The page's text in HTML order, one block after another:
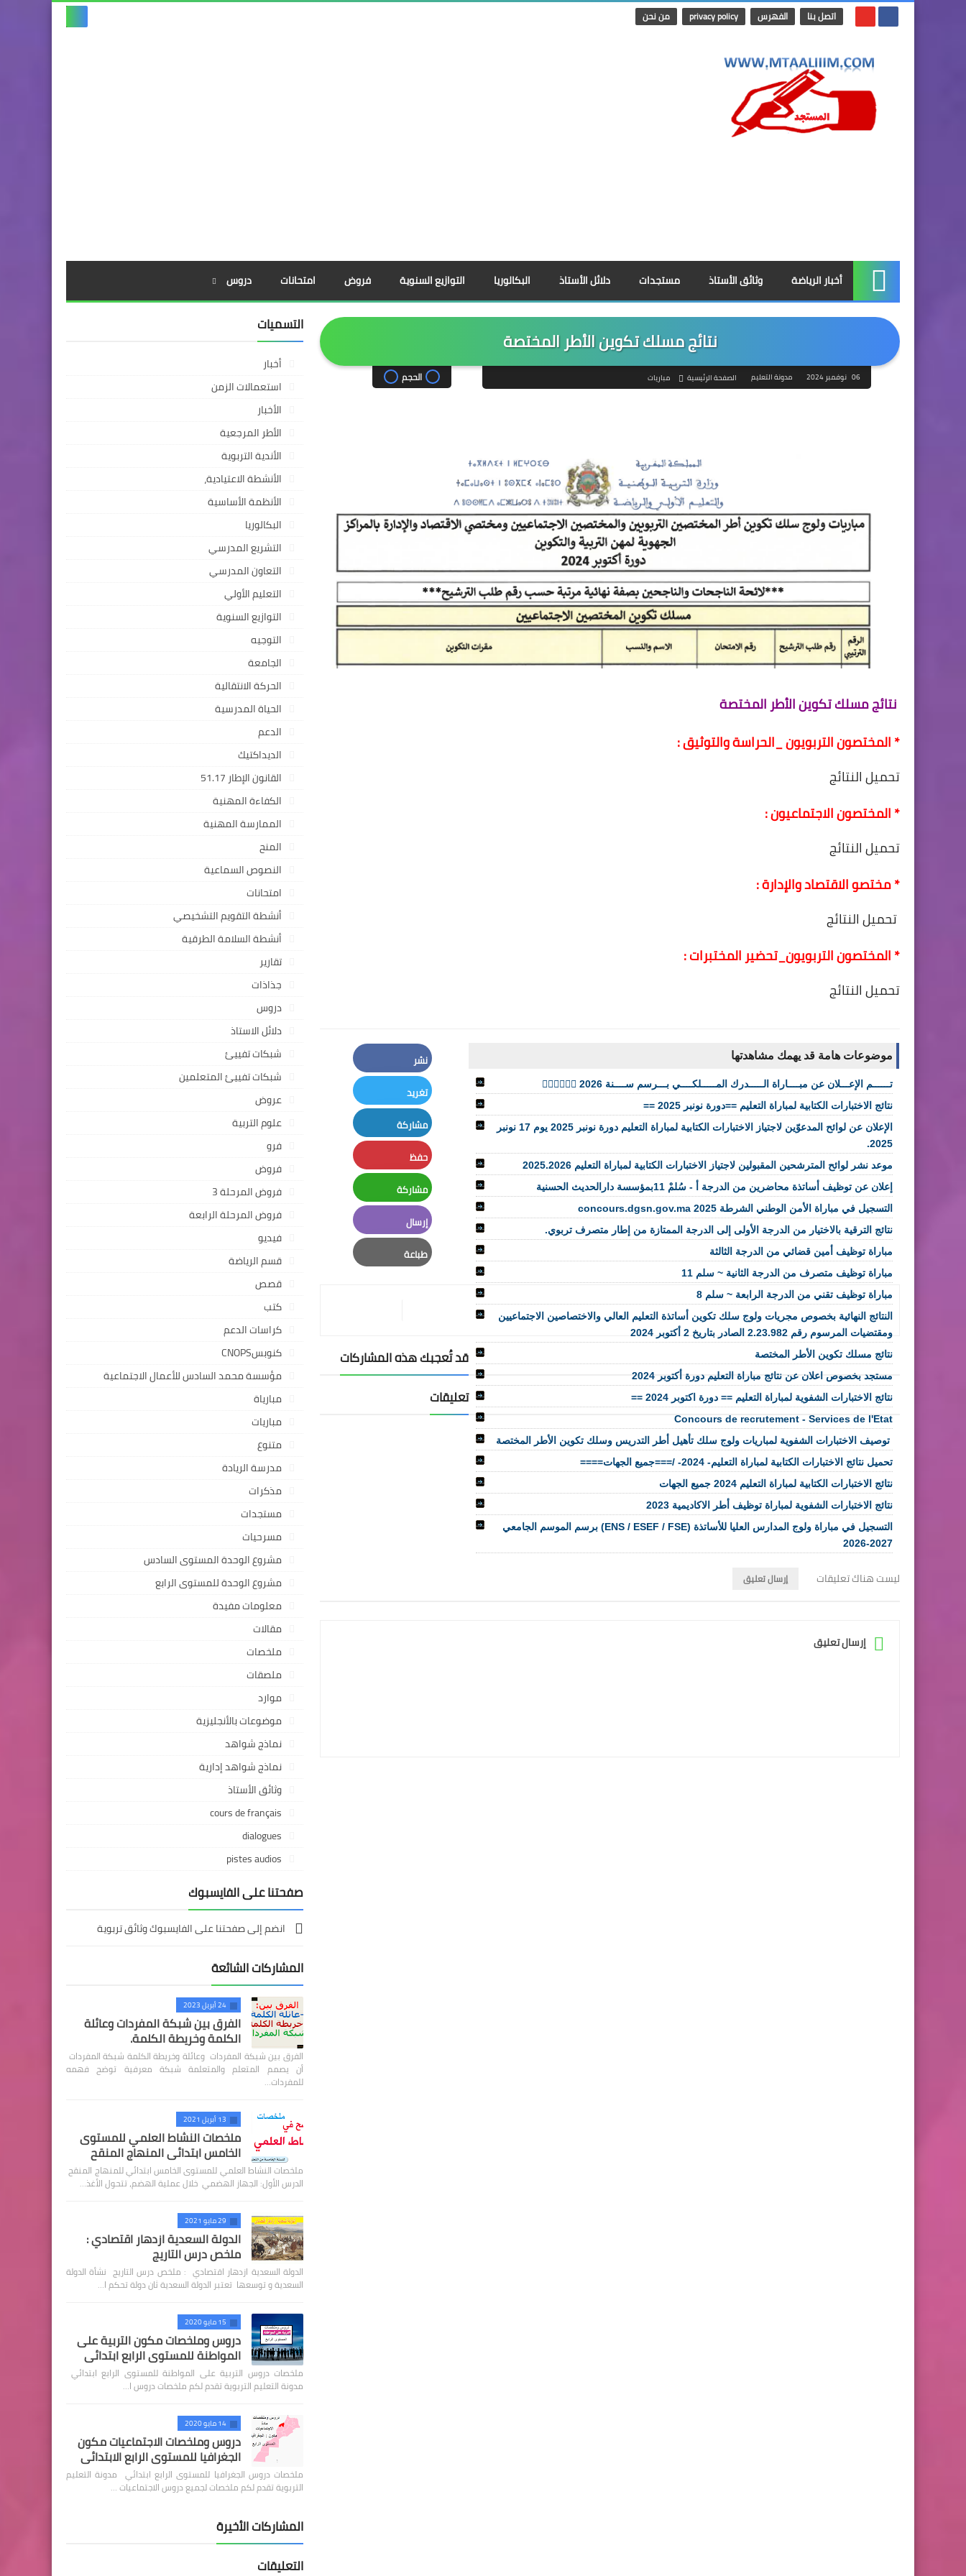
اتصل بنا الفهرس privacy policy من نحن
الرئيسية
أخبار الرياضة وثائق الأستاذ مستجدات دلائل الأستاذ البكالوريا التوازيع السنوية فروض امتحانات دروس
نتائج مسلك تكوين الأطر المختصة
06 نوفمبر 2024 مدونة التعليم الصفحة الرئيسية مباريات الحجم
نتائج مسلك تكوين الأطر المختصة
* المختصون التربويون _الحراسة والتوثيق :
تحميل النتائج
* المختصون الاجتماعيون :
تحميل النتائج
* مختصو الاقتصاد والإدارة :
تحميل النتائج
* المختصون التربويون_تحضير المختبرات :
تحميل النتائج
موضوعات هامة قد يهمك مشاهدتها
تــــــم الإعـــلان عن مبــــاراة الـــــدرك المـــــلكــــي بـــرسم ســــنة 2026 👮🏼‍♂️👮🏼‍♀️
نتائج الاختبارات الكتابية لمباراة التعليم ==دورة نونبر 2025 ==
الإعلان عن لوائح المدعوّين لاجتياز الاختبارات الكتابية لمباراة التعليم دورة نونبر 2025 يوم 17 نونبر
2025.
موعد نشر لوائح المترشحين المقبولين لاجتياز الاختبارات الكتابية لمباراة التعليم 2025.2026
إعلان عن توظيف أساتذة محاضرين من الدرجة أ - سُلمْ 11بمؤسسة دارالحديث الحسنية
التسجيل في مباراة الأمن الوطني الشرطة concours.dgsn.gov.ma 2025
نتائج الترقية بالاختيار من الدرجة الأولى إلى الدرجة الممتازة من إطار متصرف تربوي.
مباراة توظيف أمين قضائي من الدرجة الثالثة
مباراة توظيف متصرف من الدرجة الثانية ~ سلم 11
مباراة توظيف تقني من الدرجة الرابعة ~ سلم 8
النتائج النهائية بخصوص مجريات ولوج سلك تكوين أساتذة التعليم العالي والاختصاصين الاجتماعيين
ومقتضيات المرسوم رقم 2.23.982 الصادر بتاريخ 2 أكتوبر 2024
نتائج مسلك تكوين الأطر المختصة
مستجد بخصوص اعلان عن نتائج مباراة التعليم دورة أكتوبر 2024
نتائج الاختبارات الشفوية لمباراة التعليم == دورة اكتوبر 2024 ==
Concours de recrutement - Services de l'Etat
​ توصيف الاختبارات الشفوية لمباريات ولوج سلك تأهيل أطر التدريس وسلك تكوين الأطر المختصة
تحميل نتائج الاختبارات الكتابية لمباراة التعليم- 2024- /===جميع الجهات====
نتائج الاختبارات الكتابية لمباراة التعليم 2024 جميع الجهات
نتائج الاختبارات الشفوية لمباراة توظيف أطر الاكاديمية 2023
التسجيل في مباراة ولوج المدارس العليا للأساتذة (ENS / ESEF / FSE) برسم الموسم الجامعي
2027-2026
نشر
Facebook
تغريد
Twitter
مشاركة
LinkedIn
حفظ
Pinterest
مشاركة
Whatsapp
إرسال
Email
طباعة
قد تُعجبك هذه المشاركات
تعليقات
ليست هناك تعليقات إرسال تعليق
إرسال تعليق
التسميات
أخبار
استعمالات الزمن
الأخبار
الأطر المرجعية
الأندية التربوية
الأنشطة الاعتيادية،
الأنظمة الأساسية
البكالوريا
التشريع المدرسي
التعاون المدرسي
التعليم الأولي
التوازيع السنوية
التوجيه
الجامعة
الحركة الانتقالية
الحياة المدرسية
الدعم
الديداكتيك
القانون الإطار 51.17
الكفاءة المهنية
الممارسة المهنية
المنح
النصوص السماعية
امتحانات
أنشطة التقويم التشخيصي
أنشطة السلامة الطرقية
تقارير
جذاذات
دروس
دلائل الاستاذ
شبكات تفييئ
شبكات تفييئ المتعلمين
عروض
علوم التربية
فرو
فروض
فروض المرحلة 3
فروض المرحلة الرابعة
فيديو
قسم الرياضة
قصص
كتب
كراسات الدعم
كنوبسCNOPS
مؤسسة محمد السادس للأعمال الاجتماعية
مبارياة
مباريات
متنوع
مدرسة الريادة
مذكرات
مستجدات
مسرحيات
مشروع الوحدة المستوى السادس
مشروع الوحدة للمستوى الرابع
معلومات مفيدة
مقالات
ملخصات
ملصقات
موارد
موضوعات بالأنجليزية
نماذج شواهد
نماذج شواهد إدارية
وثائق الأستاذ
cours de français
dialogues
pistes audios
صفحتنا على الفايسبوك
انضم إلى صفحتنا على الفايسبوك وثائق تربوية
المشاركات الشائعة
24 أبريل 2023
الفرق بين شبكة المفردات وعائلة
الكلمة وخريطة الكلمة.
الفرق بين شبكة المفردات وعائلة وخريطة الكلمة شبكة المفردات
أن يصمم المتعلم والمتعلمة شبكة معرفية توضح فهمه
للمفردات…
13 أبريل 2021
ملخصات النشاط العلمي للمستوى
الخامس ابتدائي المنهاج المنقح
ملخصات النشاط العلمي للمستوى الخامس ابتدائي للمنهاج المنقح
الدرس الأول: الجهاز الهضمي خلال عملية الهضم، تتحول الأغذ…
29 مايو 2021
الدولة السعدية ازدهار اقتصادي :
ملخص درس التاريج
الدولة السعدية ازدهار اقتصادي : ملخص درس التاريج نشأة الدولة
السعدية و توسعها تعتبر الدولة السعدية ثان دولة تحكم ا…
15 مايو 2020
دروس وملخصات مكون التربية على
المواطنة للمستوى الرابع ابتدائي
ملخصات دروس التربية على المواطنة للمستوى الرابع ابتدائي
مدونة التعليم التربوية تقدم لكم ملخصات دروس ا…
14 مايو 2020
دروس وملخصات الاجتماعيات مكون
الجغرافيا للمستوى الرابع الابتدائي
ملخصات دروس الجغرافيا للمستوى الرابع ابتدائي مدونة التعليم
التربوية تقدم لكم ملخصات لجميع دروس الاجتماعيات …
المشاركات الأخيرة
التعليقات